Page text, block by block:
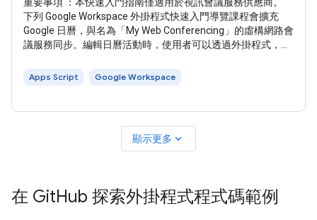
重要事項 ：本快速入門指南僅適用於視訊會議服務供應商。
下列 Google Workspace 外掛程式快速入門導覽課程會擴充
Google 日曆，與名為「My Web Conferencing」的虛構網路會
議服務同步。編輯日曆活動時，使用者可以透過外掛程式，在
示會議建立和活動同步功能，但必須先將其連線至會議解決方
Apps Script Google Workspace
顯示更多 expand_more
在 GitHub 探索外掛程式程式碼範例